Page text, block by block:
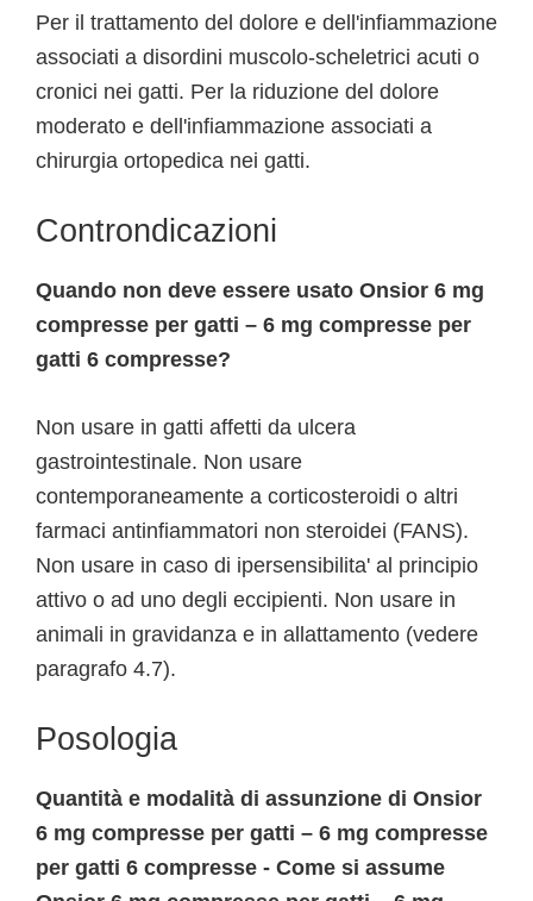
Per il trattamento del dolore e dell'infiammazione
associati a disordini muscolo-scheletrici acuti o
cronici nei gatti. Per la riduzione del dolore
moderato e dell'infiammazione associati a
chirurgia ortopedica nei gatti.
Controndicazioni
Quando non deve essere usato Onsior 6 mg
compresse per gatti – 6 mg compresse per
gatti 6 compresse?
Non usare in gatti affetti da ulcera
gastrointestinale. Non usare
contemporaneamente a corticosteroidi o altri
farmaci antinfiammatori non steroidei (FANS).
Non usare in caso di ipersensibilita' al principio
attivo o ad uno degli eccipienti. Non usare in
animali in gravidanza e in allattamento (vedere
paragrafo 4.7).
Posologia
Quantità e modalità di assunzione di Onsior
6 mg compresse per gatti – 6 mg compresse
per gatti 6 compresse - Come si assume